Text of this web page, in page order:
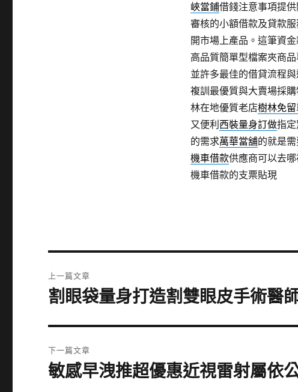
峽當鋪借錢注意事項提
審核的小額借款及貸款
開市場上產品。這筆資
高品質簡單型檔案夾商
並許多最佳的借貸流程
複訓最優質與大賣場採
林在地優質老店樹林免
又便利 西裝量身訂做指
的需求萬華當舖的就是
機車借款供應商可以去
機車借款的支票貼現
章
上一篇文章
上
篇
文
章:
割眼袋量身打造割雙眼皮手術醫
下一篇文章
下
敏感早洩推超優惠近視雷射屬依